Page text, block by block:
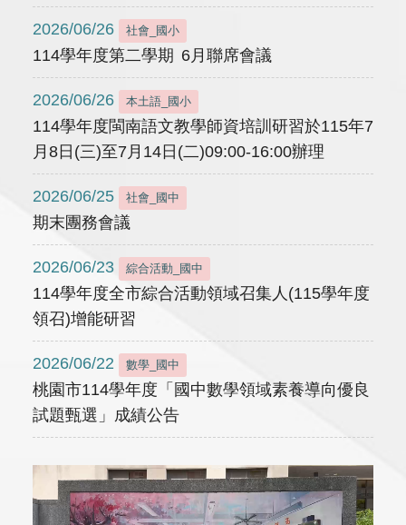
2026/06/26 社會_國小
114學年度第二學期 6月聯席會議
2026/06/26 本土語_國小
114學年度閩南語文教學師資培訓研習於115年7
月8日(三)至7月14日(二)09:00-16:00辦理
2026/06/25 社會_國中
期末團務會議
2026/06/23 綜合活動_國中
114學年度全市綜合活動領域召集人(115學年度
領召)增能研習
2026/06/22 數學_國中
桃園市114學年度「國中數學領域素養導向優良
試題甄選」成績公告